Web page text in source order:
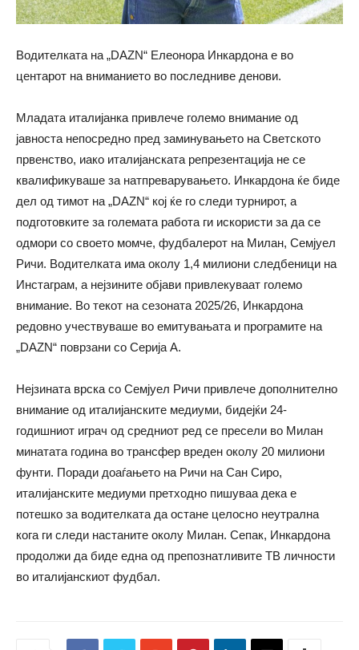
Водителката на „DAZN“ Елеонора Инкардона е во
центарот на вниманието во последниве денови.
Младата италијанка привлече големо внимание од
јавноста непосредно пред заминувањето на Светското
првенство, иако италијанската репрезентација не се
квалификуваше за натпреварувањето. Инкардона ќе биде
дел од тимот на „DAZN“ кој ќе го следи турнирот, а
подготовките за големата работа ги искористи за да се
одмори со своето момче, фудбалерот на Милан, Семјуел
Ричи. Водителката има околу 1,4 милиони следбеници на
Инстаграм, а нејзините објави привлекуваат големо
внимание. Во текот на сезоната 2025/26, Инкардона
редовно учествуваше во емитувањата и програмите на
„DAZN“ поврзани со Серија А.
Нејзината врска со Семјуел Ричи привлече дополнително
внимание од италијанските медиуми, бидејќи 24-
годишниот играч од средниот ред се пресели во Милан
минатата година во трансфер вреден околу 20 милиони
фунти. Поради доаѓањето на Ричи на Сан Сиро,
италијанските медиуми претходно пишуваа дека е
потешко за водителката да остане целосно неутрална
кога ги следи настаните околу Милан. Сепак, Инкардона
продолжи да биде една од препознатливите ТВ личности
во италијанскиот фудбал.